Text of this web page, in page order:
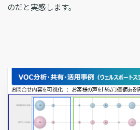
のだと実感します。